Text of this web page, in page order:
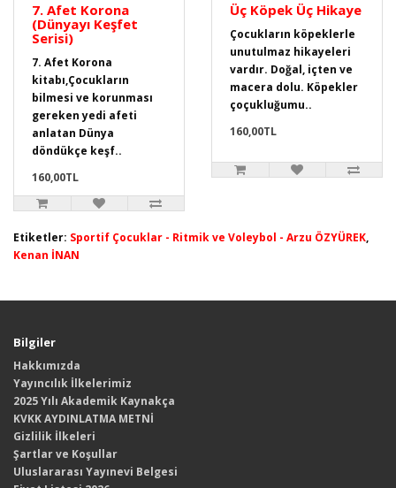
7. Afet Korona
(Dünyayı Keşfet
Serisi)
7. Afet Korona
kitabı,Çocukların
bilmesi ve korunması
gereken yedi afeti
anlatan Dünya
döndükçe keşf..
160,00TL
Üç Köpek Üç Hikaye
Çocukların köpeklerle
unutulmaz hikayeleri
vardır. Doğal, içten ve
macera dolu. Köpekler
çoçukluğumu..
160,00TL
Etiketler: Sportif Çocuklar - Ritmik ve Voleybol - Arzu ÖZYÜREK,
Kenan İNAN
Bilgiler
Hakkımızda
Yayıncılık İlkelerimiz
2025 Yılı Akademik Kaynakça
KVKK AYDINLATMA METNİ
Gizlilik İlkeleri
Şartlar ve Koşullar
Uluslararası Yayınevi Belgesi